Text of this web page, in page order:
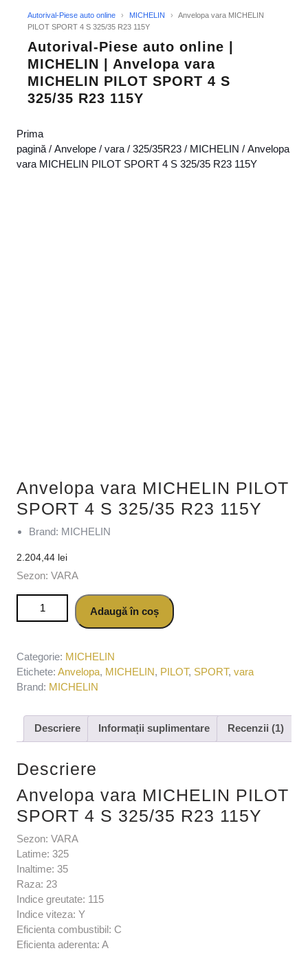
Autorival-Piese auto online › MICHELIN ›
Anvelopa vara MICHELIN
PILOT SPORT 4 S 325/35 R23 115Y
Autorival-Piese auto online |
MICHELIN | Anvelopa vara
MICHELIN PILOT SPORT 4 S
325/35 R23 115Y
Prima
pagină / Anvelope / vara / 325/35R23 / MICHELIN / Anvelopa
vara MICHELIN PILOT SPORT 4 S 325/35 R23 115Y
Anvelopa vara MICHELIN PILOT
SPORT 4 S 325/35 R23 115Y
Brand: MICHELIN
2.204,44 lei
Sezon: VARA
Cantitate Anvelopa vara MICHELIN PILOT SPORT 4 S
325/35 R23 115YAdaugă în coș
Categorie: MICHELIN
Etichete: Anvelopa, MICHELIN, PILOT, SPORT, vara
Brand: MICHELIN
Descriere Informații suplimentare Recenzii (1)
Descriere
Anvelopa vara MICHELIN PILOT
SPORT 4 S 325/35 R23 115Y
Sezon: VARA
Latime: 325
Inaltime: 35
Raza: 23
Indice greutate: 115
Indice viteza: Y
Eficienta combustibil: C
Eficienta aderenta: A